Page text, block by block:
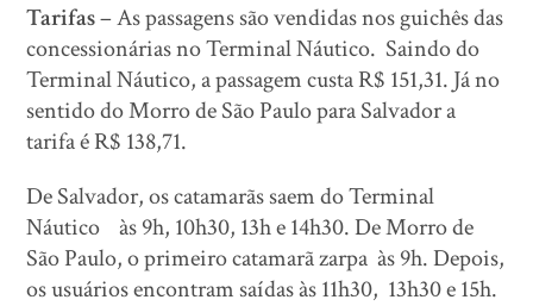
Tarifas– As passagens são vendidas nos guichês das
concessionárias no Terminal Náutico. Saindo do
Terminal Náutico, a passagem custa R$ 151,31. Já no
sentido do Morro de São Paulo para Salvador a
tarifa é R$ 138,71.
De Salvador, os catamarãs saem do Terminal
Náutico às 9h, 10h30, 13h e 14h30. De Morro de
São Paulo, o primeiro catamarã zarpa às 9h. Depois,
os usuários encontram saídas às 11h30, 13h30 e 15h.